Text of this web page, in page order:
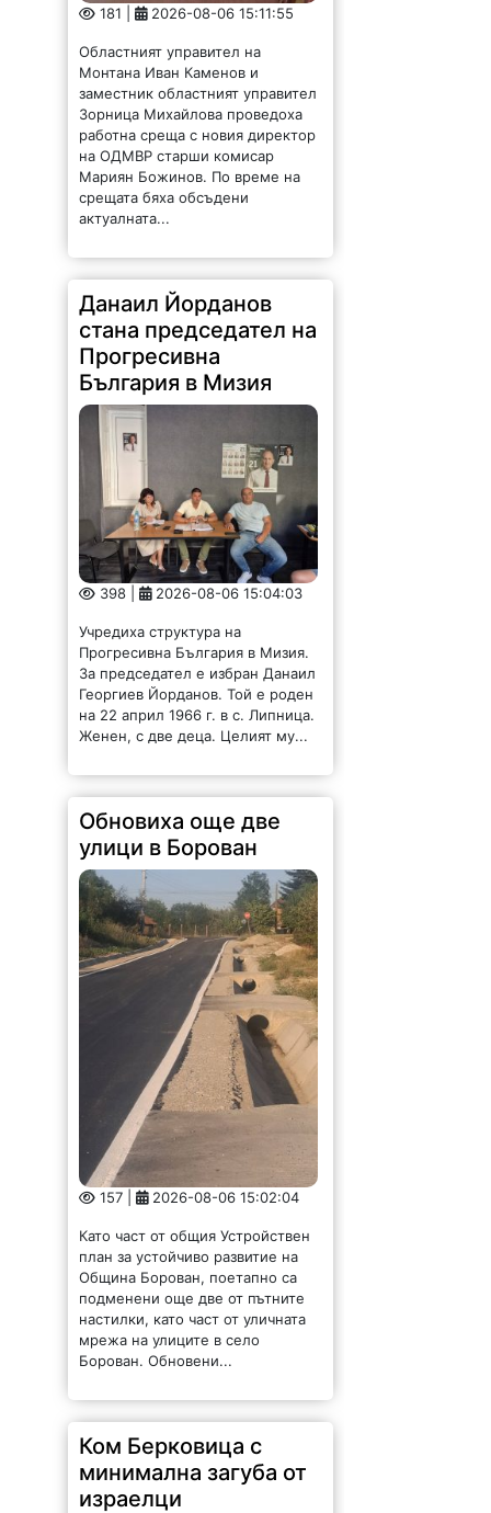
181 | 2026-08-06 15:11:55
Областният управител на
Монтана Иван Каменов и
заместник областният управител
Зорница Михайлова проведоха
работна среща с новия директор
на ОДМВР старши комисар
Мариян Божинов. По време на
срещата бяха обсъдени
актуалната...
Данаил Йорданов
стана председател на
Прогресивна
България в Мизия
398 | 2026-08-06 15:04:03
Учредиха структура на
Прогресивна България в Мизия.
За председател е избран Данаил
Георгиев Йорданов. Той е роден
на 22 април 1966 г. в с. Липница.
Женен, с две деца. Целият му...
Обновиха още две
улици в Борован
157 | 2026-08-06 15:02:04
Като част от общия Устройствен
план за устойчиво развитие на
Община Борован, поетапно са
подменени още две от пътните
настилки, като част от уличната
мрежа на улиците в село
Борован. Обновени...
Ком Берковица с
минимална загуба от
израелци